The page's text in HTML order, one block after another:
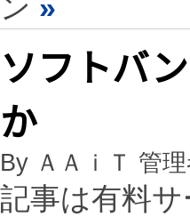
ン »
ソフトバ
か
By ＡＡｉＴ 管
記事は有料